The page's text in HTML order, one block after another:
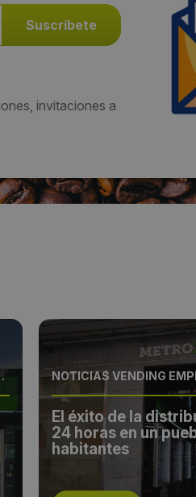
invitaciones a
NOTICIAS VENDING
El éxito de la
24 horas en un
habitantes